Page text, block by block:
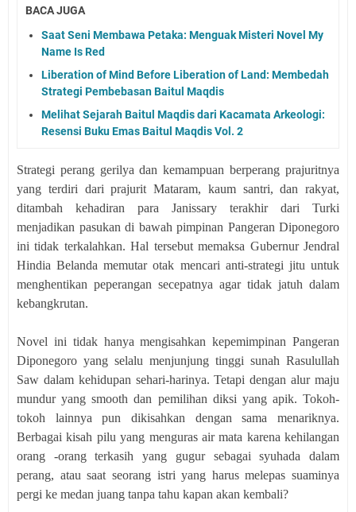
BACA JUGA
Saat Seni Membawa Petaka: Menguak Misteri Novel My
Name Is Red
Liberation of Mind Before Liberation of Land: Membedah
Strategi Pembebasan Baitul Maqdis
Melihat Sejarah Baitul Maqdis dari Kacamata Arkeologi:
Resensi Buku Emas Baitul Maqdis Vol. 2
Strategi perang gerilya dan kemampuan berperang prajuritnya
yang terdiri dari prajurit Mataram, kaum santri, dan rakyat,
ditambah kehadiran para Janissary terakhir dari Turki
menjadikan pasukan di bawah pimpinan Pangeran Diponegoro
ini tidak terkalahkan. Hal tersebut memaksa Gubernur Jendral
Hindia Belanda memutar otak mencari anti-strategi jitu untuk
menghentikan peperangan secepatnya agar tidak jatuh dalam
kebangkrutan.
Novel ini tidak hanya mengisahkan kepemimpinan Pangeran
Diponegoro yang selalu menjunjung tinggi sunah Rasulullah
Saw dalam kehidupan sehari-harinya. Tetapi dengan alur maju
mundur yang smooth dan pemilihan diksi yang apik. Tokoh-
tokoh lainnya pun dikisahkan dengan sama menariknya.
Berbagai kisah pilu yang menguras air mata karena kehilangan
orang -orang terkasih yang gugur sebagai syuhada dalam
perang, atau saat seorang istri yang harus melepas suaminya
pergi ke medan juang tanpa tahu kapan akan kembali?